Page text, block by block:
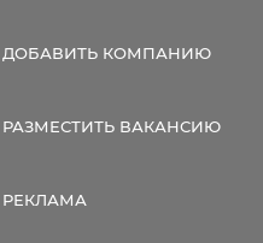
ДОБАВИТЬ КОМПАНИЮ
РАЗМЕСТИТЬ ВАКАНСИЮ
РЕКЛАМА